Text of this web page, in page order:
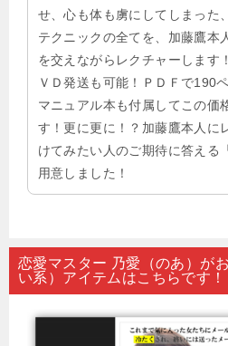
せ、心も体も虜にしてしまった
テクニックの全てを、加藤鷹本
を交えながらレクチャーします
ＶＤ発送も可能！ＰＤＦで190
マニュアル本も付属してこの価
す！更に更に！？加藤鷹本人に
けてみたい人のご期待に答える
用意しました！
恋愛マスター 乃愛（のあ）が
い系）アイテムはこちらです！